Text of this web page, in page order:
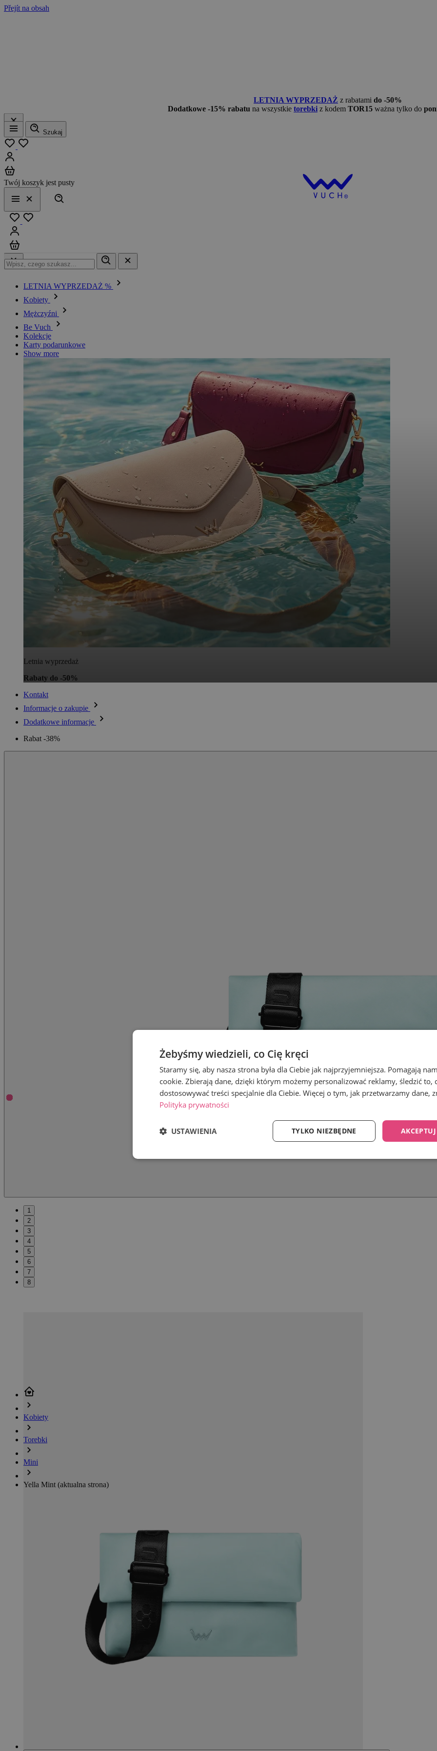
Přejít na obsah
LETNIA WYPRZEDAŻ z rabatami do -50%
Dodatkowe -15% rabatu na wszystkie torebki z kodem TOR15 ważna tylko do
Menu
Szukaj
Twój koszyk jest pusty
Menu
Zamknij
LETNIA WYPRZEDAŻ %
Kobiety
Mężczyźni
Be Vuch
Kolekcje
Karty podarunkowe
Show more
Letnia wyprzedaż
Rabaty do -50%
Kontakt
Informacje o zakupie
Dodatkowe informacje
Kobiety
Torebki
Mini
Yella Mint (aktualna strona)
Rabat -38%
1
2
3
4
5
6
7
8
Żebyśmy wiedzieli, co Cię kręci
Staramy się, aby nasza strona była dla Ciebie jak najprzyjemniejsza. Pomagają
cookie. Zbierają dane, dzięki którym możemy personalizować reklamy, śledzić to,
dostosowywać treści specjalnie dla Ciebie. Więcej o tym, jak przetwarzamy dane,
Polityka prywatności
TYLKO NIEZBĘDNE
USTAWIENIA